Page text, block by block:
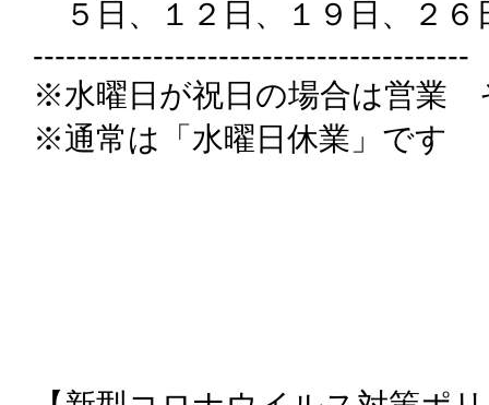
５日、１２日、１９日、２６
----------------------------------------
※水曜日が祝日の場合は営業
※通常は「水曜日休業」です